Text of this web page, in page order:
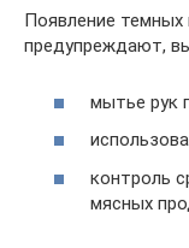
Появление темных
предупреждают,
мытье рук
контроль
мясных